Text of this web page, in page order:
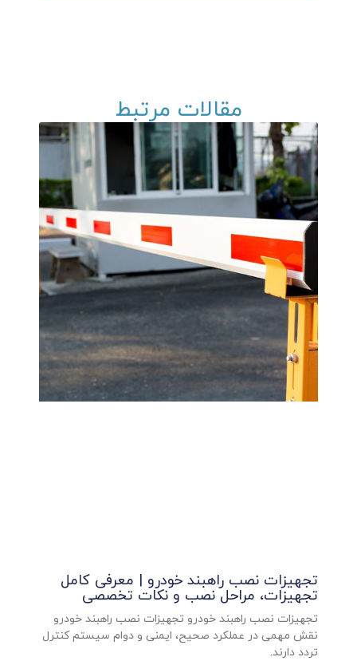
مقالات مرتبط
تجهیزات نصب راهبند خودرو | معرفی کامل
تجهیزات، مراحل نصب و نکات تخصصی
تجهیزات نصب راهبند خودرو تجهیزات نصب راهبند خودرو
نقش مهمی در عملکرد صحیح، ایمنی و دوام سیستم کنترل
تردد دارند.